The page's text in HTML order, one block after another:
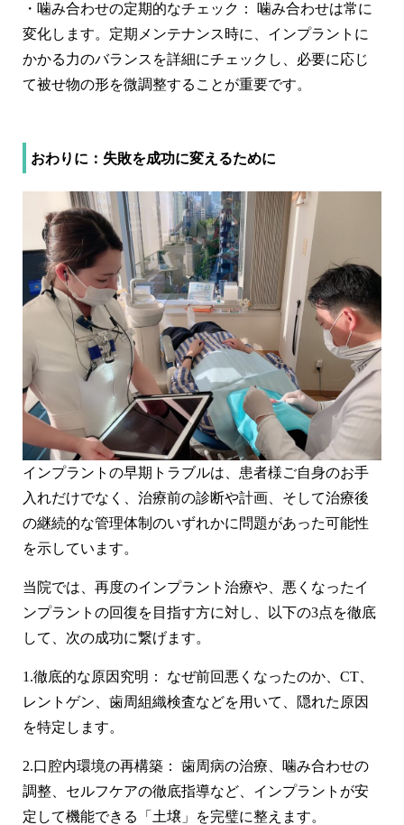
・ 噛み合わせの定期的なチェック：
噛み合わせは常に
変化します。定期メンテナンス時に、インプラントに
かかる力のバランスを詳細にチェックし、必要に応じ
て被せ物の形を微調整することが重要です。
おわりに：失敗を成功に変えるために
インプラントの早期トラブルは、患者様ご自身のお手
入れだけでなく、 治療前の診断や計画、そして治療後
の継続的な管理体制 のいずれかに問題があった可能性
を示しています。
当院では、再度のインプラント治療や、悪くなったイ
ンプラントの回復を目指す方に対し、以下の3点を徹底
して、次の成功に繋げます。
1.徹底的な原因究明：
なぜ前回悪くなったのか、CT、
レントゲン、歯周組織検査などを用いて、隠れた原因
を特定します。
2.口腔内環境の再構築：
歯周病の治療、噛み合わせの
調整、セルフケアの徹底指導など、インプラントが安
定して機能できる「土壌」を完璧に整えます。